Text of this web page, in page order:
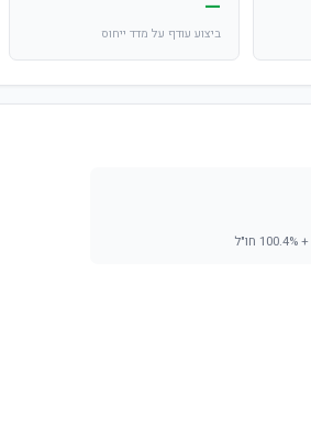
—
ביצוע עודף על מדד ייחוס